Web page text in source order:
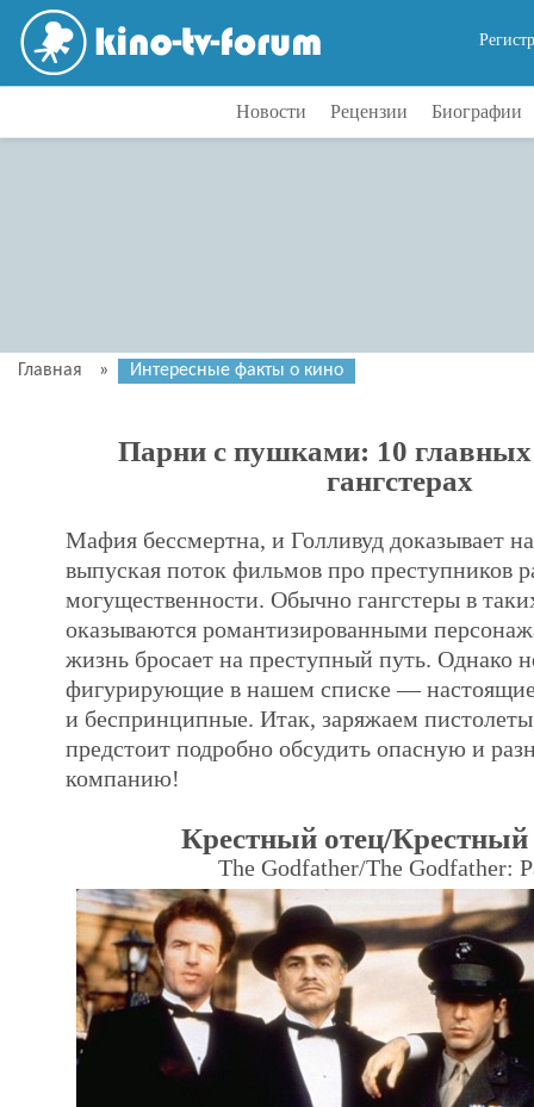
Новости Рецензии Биографии
Главная » Интересные факты о кино
Парни с пушками: 10
гангстерах
Мафия бессмертна, и Голливуд доказывает
выпуская поток фильмов про преступников
могущественности. Обычно гангстеры в
оказываются романтизированными
жизнь бросает на преступный путь. Однако
фигурирующие в нашем списке —
и беспринципные. Итак, заряжаем
предстоит подробно обсудить опасную и
компанию!
Крестный отец/Крестный
The Godfather/The Godfather: